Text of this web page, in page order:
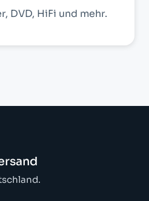
DVD, HiFi und mehr.